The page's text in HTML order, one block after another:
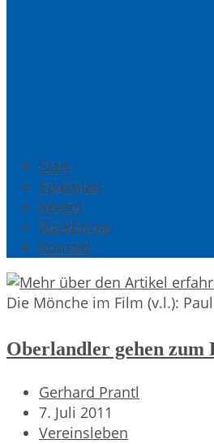
Start
Spielplan
Verein
Rückblicke
Kontakt
Die Mönche im Film (v.l.):
Oberlandler gehen zum
Beitrags-
Autor:
Gerhard Prantl
Beitrag
veröffentlicht:
7. Juli 2011
Beitrags-
Vereinsleben